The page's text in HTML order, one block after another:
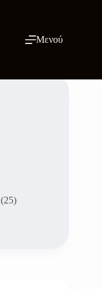
Μενού
(25)